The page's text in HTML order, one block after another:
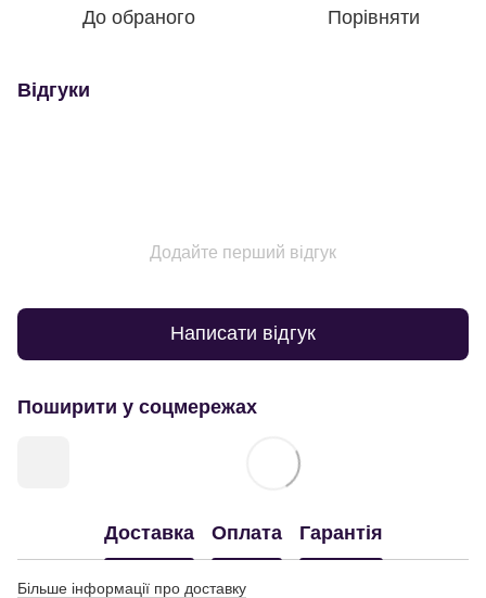
До обраного Порівняти
Відгуки
Додайте перший відгук
Написати відгук
Поширити у соцмережах
Доставка Оплата Гарантія
Більше інформації про доставку